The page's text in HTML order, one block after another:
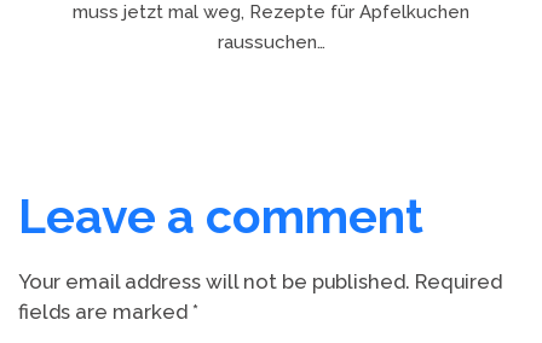
muss jetzt mal weg, Rezepte für Apfelkuchen
raussuchen…
Leave a comment
Your email address will not be published. Required
fields are marked *